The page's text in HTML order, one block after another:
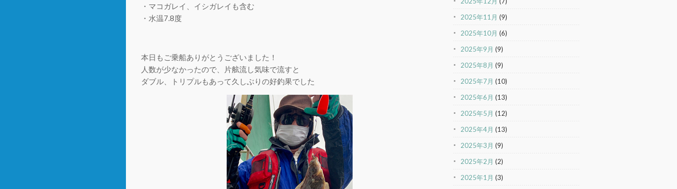
・マコガレイ、イシガレイも含む
・水温7.8度
本日もご乗船ありがとうございました！
人数が少なかったので、片舷流し気味で流すと
ダブル、トリプルもあって久しぶりの好釣果でした
2025年11月 (9)
2025年10月 (6)
2025年9月 (9)
2025年8月 (9)
2025年7月 (10)
2025年6月 (13)
2025年5月 (12)
2025年4月 (13)
2025年3月 (9)
2025年2月 (2)
2025年1月 (3)